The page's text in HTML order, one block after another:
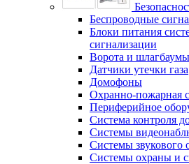
Беспроводные
Блоки питания
сигнализации
Ворота и шлагбаумы
Датчики утечки газа
Домофоны
Охранно-пожарная
Периферийное
Система контроля
Системы
Системы звукового
Системы охраны и